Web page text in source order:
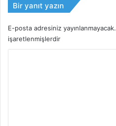
Bir yanıt yazın
E-posta adresiniz yayınlanmayacak.
işaretlenmişlerdir